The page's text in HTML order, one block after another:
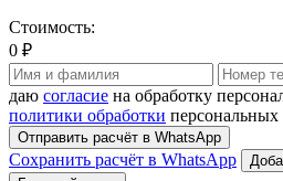
Стоимость:
0 ₽
даю согласие на обработку
политики обработки
Отправить расчёт в WhatsApp
Сохранить расчёт в WhatsApp